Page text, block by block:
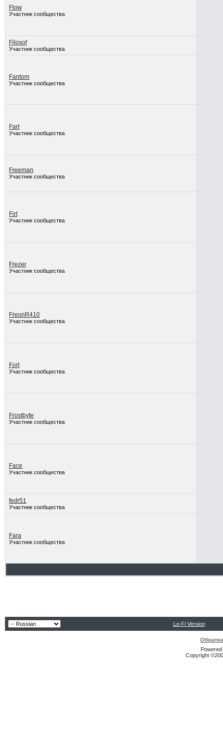
Flow
Участник сообщества
Filosof
Участник сообщества
Fantom
Участник сообщества
Fart
Участник сообщества
Freeman
Участник сообщества
Firt
Участник сообщества
Frezer
Участник сообщества
FreonR410
Участник сообщества
Fort
Участник сообщества
Frostbyte
Участник сообщества
Face
Участник сообщества
fedr51
Участник сообщества
Fara
Участник сообщества
Lo-Fi Version
Copyright